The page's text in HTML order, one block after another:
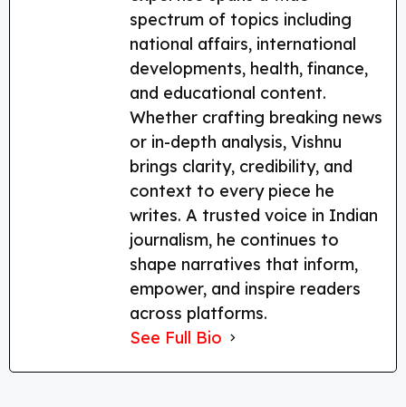
spectrum of topics including
national affairs, international
developments, health, finance,
and educational content.
Whether crafting breaking news
or in-depth analysis, Vishnu
brings clarity, credibility, and
context to every piece he
writes. A trusted voice in Indian
journalism, he continues to
shape narratives that inform,
empower, and inspire readers
across platforms.
See Full Bio